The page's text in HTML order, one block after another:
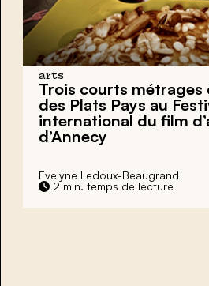
arts
Trois courts métrages
des Plats Pays au
international du film
d’Annecy
Evelyne Ledoux-Beaugrand
2 min. temps de lecture